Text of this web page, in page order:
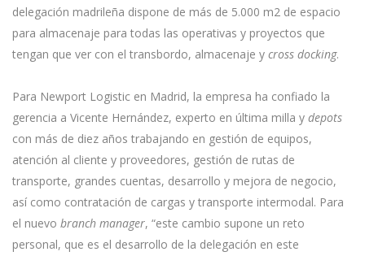
delegación madrileña dispone de más de 5.000 m2 de espacio
para almacenaje para todas las operativas y proyectos que
tengan que ver con el transbordo, almacenaje y cross docking.
Para Newport Logistic en Madrid, la empresa ha confiado la
gerencia a Vicente Hernández, experto en última milla y depots
con más de diez años trabajando en gestión de equipos,
atención al cliente y proveedores, gestión de rutas de
transporte, grandes cuentas, desarrollo y mejora de negocio,
así como contratación de cargas y transporte intermodal. Para
el nuevo branch manager, “este cambio supone un reto
personal, que es el desarrollo de la delegación en este